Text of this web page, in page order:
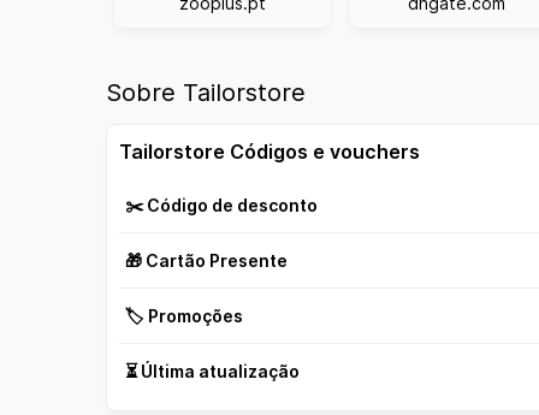
Sobre Tailorstore
Tailorstore Códigos e vouchers
✂️ Código de desconto
🎁 Cartão Presente
🏷️ Promoções
⏳ Última atualização